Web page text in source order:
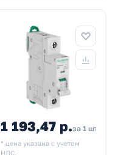
1 193,47 р.за 1 шт
* цена указана с учетом
НДС.